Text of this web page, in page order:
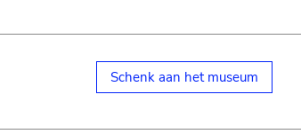
Schenk aan het museum